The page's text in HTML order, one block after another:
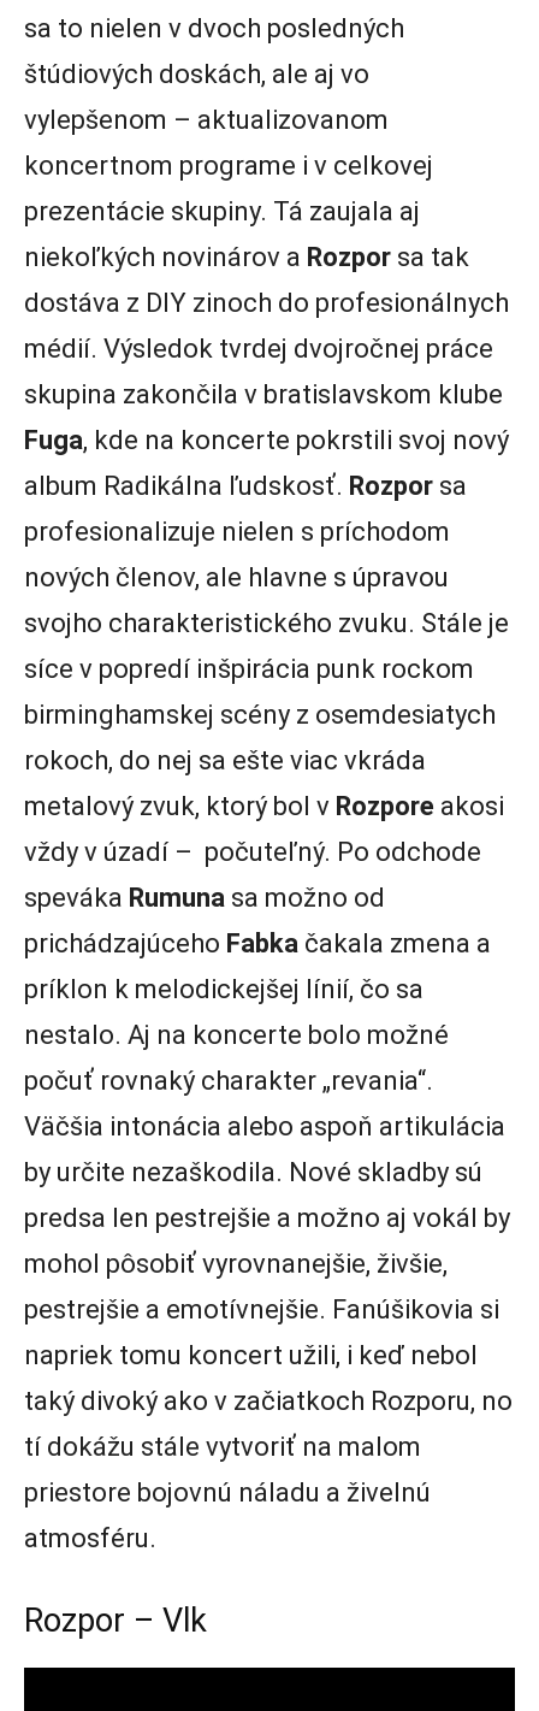
sa to nielen v dvoch posledných
štúdiových doskách, ale aj vo
vylepšenom – aktualizovanom
koncertnom programe i v celkovej
prezentácie skupiny. Tá zaujala aj
niekoľkých novinárov a Rozpor sa tak
dostáva z DIY zinoch do profesionálnych
médií. Výsledok tvrdej dvojročnej práce
skupina zakončila v bratislavskom klube
Fuga, kde na koncerte pokrstili svoj nový
album Radikálna ľudskosť. Rozpor sa
profesionalizuje nielen s príchodom
nových členov, ale hlavne s úpravou
svojho charakteristického zvuku. Stále je
síce v popredí inšpirácia punk rockom
birminghamskej scény z osemdesiatych
rokoch, do nej sa ešte viac vkráda
metalový zvuk, ktorý bol v Rozpore akosi
vždy v úzadí – počuteľný. Po odchode
speváka Rumuna sa možno od
prichádzajúceho Fabka čakala zmena a
príklon k melodickejšej línií, čo sa
nestalo. Aj na koncerte bolo možné
počuť rovnaký charakter „revania“.
Väčšia intonácia alebo aspoň artikulácia
by určite nezaškodila. Nové skladby sú
predsa len pestrejšie a možno aj vokál by
mohol pôsobiť vyrovnanejšie, živšie,
pestrejšie a emotívnejšie. Fanúšikovia si
napriek tomu koncert užili, i keď nebol
taký divoký ako v začiatkoch Rozporu, no
tí dokážu stále vytvoriť na malom
priestore bojovnú náladu a živelnú
atmosféru.
Rozpor – Vlk